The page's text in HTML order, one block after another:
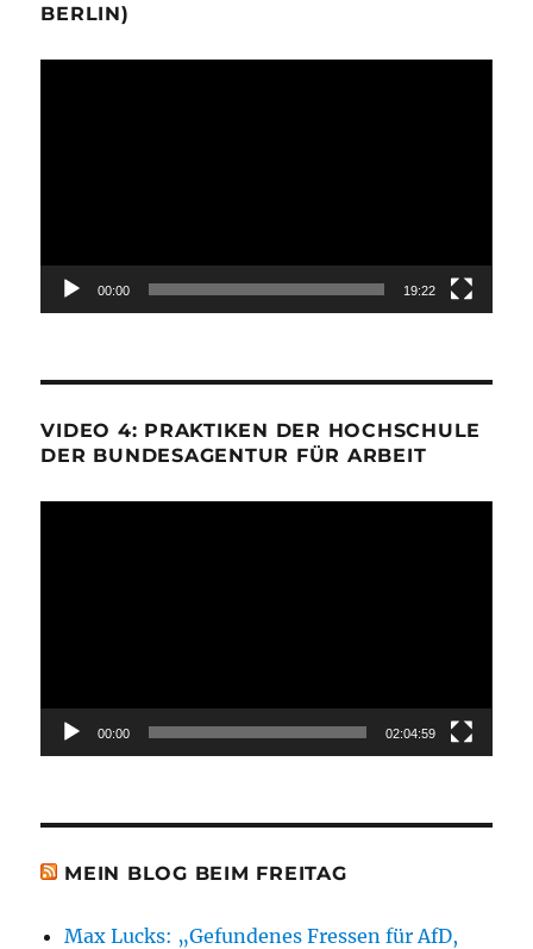
BERLIN)
00:00 19:22
VIDEO 4: PRAKTIKEN DER HOCHSCHULE
DER BUNDESAGENTUR FÜR ARBEIT
00:00 02:04:59
MEIN BLOG BEIM FREITAG
Max Lucks: „Gefundenes Fressen für AfD,